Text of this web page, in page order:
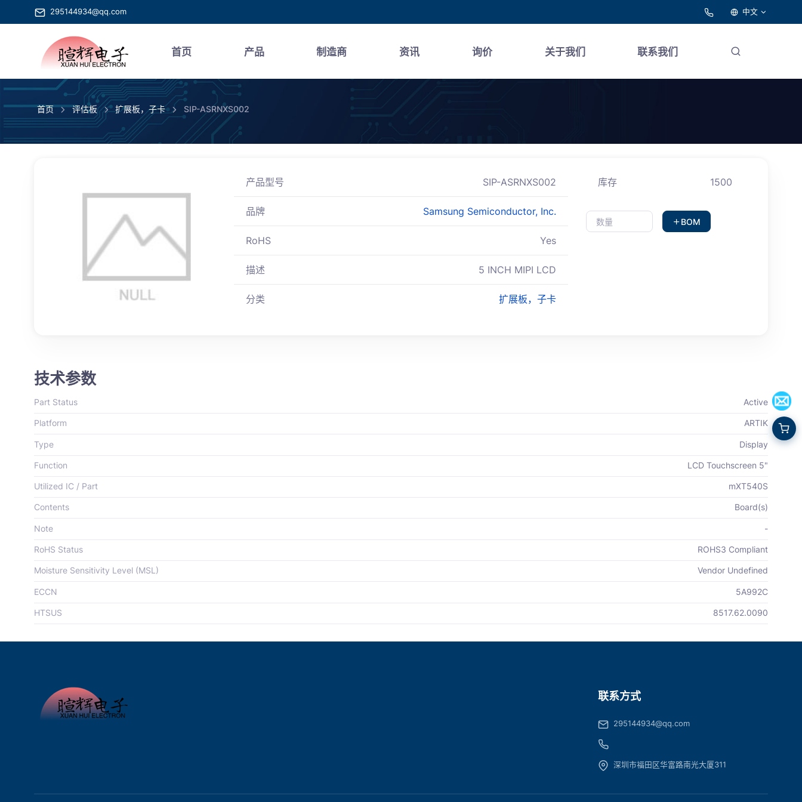
295144934@qq.com 中文
首页 产品 制造商 资讯 询价 关于我们 联系我们
首页 评估板 扩展板，子卡 SIP-ASRNXS002
产品型号 SIP-ASRNXS002
品牌 Samsung Semiconductor, Inc.
RoHS Yes
描述 5 INCH MIPI LCD
分类 扩展板，子卡
库存 1500
BOM
技术参数
Part Status Active
Platform ARTIK
Type Display
Function LCD Touchscreen 5"
Utilized IC / Part mXT540S
Contents Board(s)
Note -
RoHS Status ROHS3 Compliant
Moisture Sensitivity Level (MSL) Vendor Undefined
ECCN 5A992C
HTSUS 8517.62.0090
联系方式
295144934@qq.com
深圳市福田区华富路南光大厦311